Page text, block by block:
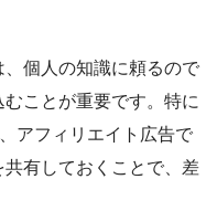
個人の知識に頼るので
ことが重要です。特に
アフィリエイト広告で
有しておくことで、差